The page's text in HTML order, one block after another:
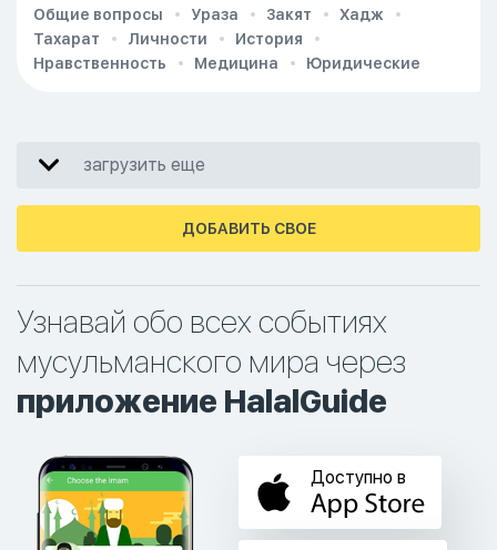
Общие вопросы
Ураза Закят
Хадж
Тахарат
Личности
История
Нравственность
Медицина Юридические
загрузить еще
ДОБАВИТЬ СВОЕ
Узнавай обо всех событиях
мусульманского мира через
приложение HalalGuide
Доступно в